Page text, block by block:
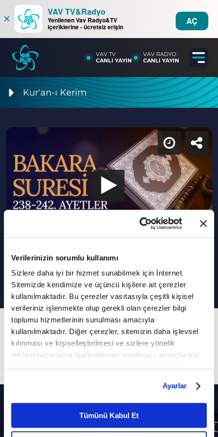
Verilerinizin sorumlu kullanımı
Sizlere daha iyi bir hizmet sunabilmek için İnternet
Sitemizde kendimize ve üçüncü kişilere ait çerezler
kullanılmaktadır. Bu çerezler vasıtasıyla çeşitli kişisel
verileriniz işlenmekte olup gerekli olan çerezler bilgi
toplumu hizmetlerinin sunulması amacıyla
kullanılmaktadır. Diğer çerezler, sitemizin daha işlevsel
kılınması ve kişiselleştirilmesi ve sizlere yönelik
reklam/pazarlama faaliyetlerinin yapılması, amaçlarıyla
belirleyebilirsiniz. Çerezlere ilişkin detaylı bilgi için
Ayarlar butonuna tıklayabilir,Çerez Bilgilendirme
Metnimizi ziyaret edebilirsiniz.
6698 sayılı Kişisel Verilerin Korunması Kanunu uyarınca
Ayarlar
Tümünü Kabul Et
×
VAV TV&Radyo
Yenilenen Vav Radyo&TV
içeriklerine - ücretsiz erişin
AÇ
VAV TV
CANLI YAYIN
VAV RADYO
CANLI YAYIN
Kur'an-ı Kerim
Bakara Suresi 238-242. ayetler
29. Bölüm
Ferruh Muştuer'in sesinden Bakara Suresi 238-
242. ayetler...